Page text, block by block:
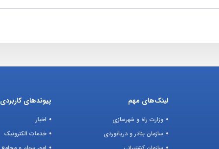
لینک‌های مهم
وزارت راه و شهرسازی
سازمان بنادر و دریانوردی
پیوندهای کاربردی
اخبار
خدمات الکترونیک